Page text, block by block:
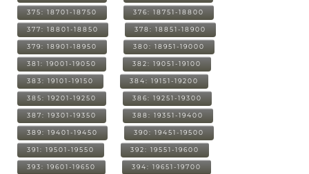
375: 18701-18750 376: 18751-18800
377: 18801-18850 378: 18851-18900
379: 18901-18950 380: 18951-19000
381: 19001-19050 382: 19051-19100
383: 19101-19150 384: 19151-19200
385: 19201-19250 386: 19251-19300
387: 19301-19350 388: 19351-19400
389: 19401-19450 390: 19451-19500
391: 19501-19550 392: 19551-19600
393: 19601-19650 394: 19651-19700